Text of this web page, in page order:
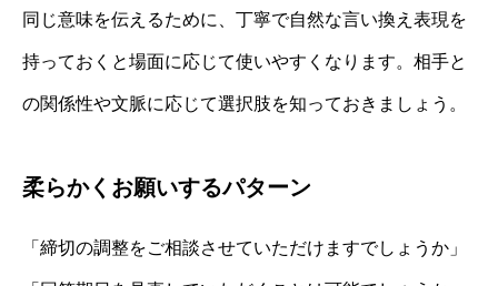
同じ意味を伝えるために、丁寧で自然な言い換え表現を
持っておくと場面に応じて使いやすくなります。相手と
の関係性や文脈に応じて選択肢を知っておきましょう。
柔らかくお願いするパターン
「締切の調整をご相談させていただけますでしょうか」